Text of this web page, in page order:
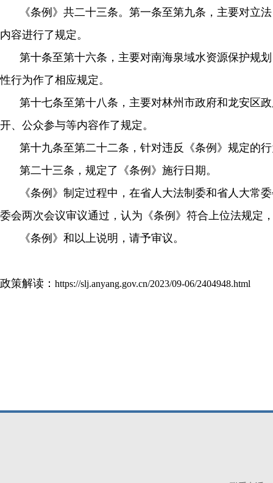
《条例》共二十三条。第一条至第九条，主要对立
内容进行了规定。
第十条至第十六条，主要对南海泉域水资源保护规
性行为作了相应规定。
第十七条至第十八条，主要对林州市政府和龙安区
开、公众参与等内容作了规定。
第十九条至第二十二条，针对违反《条例》规定的
第二十三条，规定了《条例》施行日期。
《条例》制定过程中，在省人大法制委和省人大常
委会两次会议审议通过，认为《条例》符合上位法规定
《条例》和以上说明，请予审议。
政策解读： https://slj.anyang.gov.cn/2023/09-06/2404948.html